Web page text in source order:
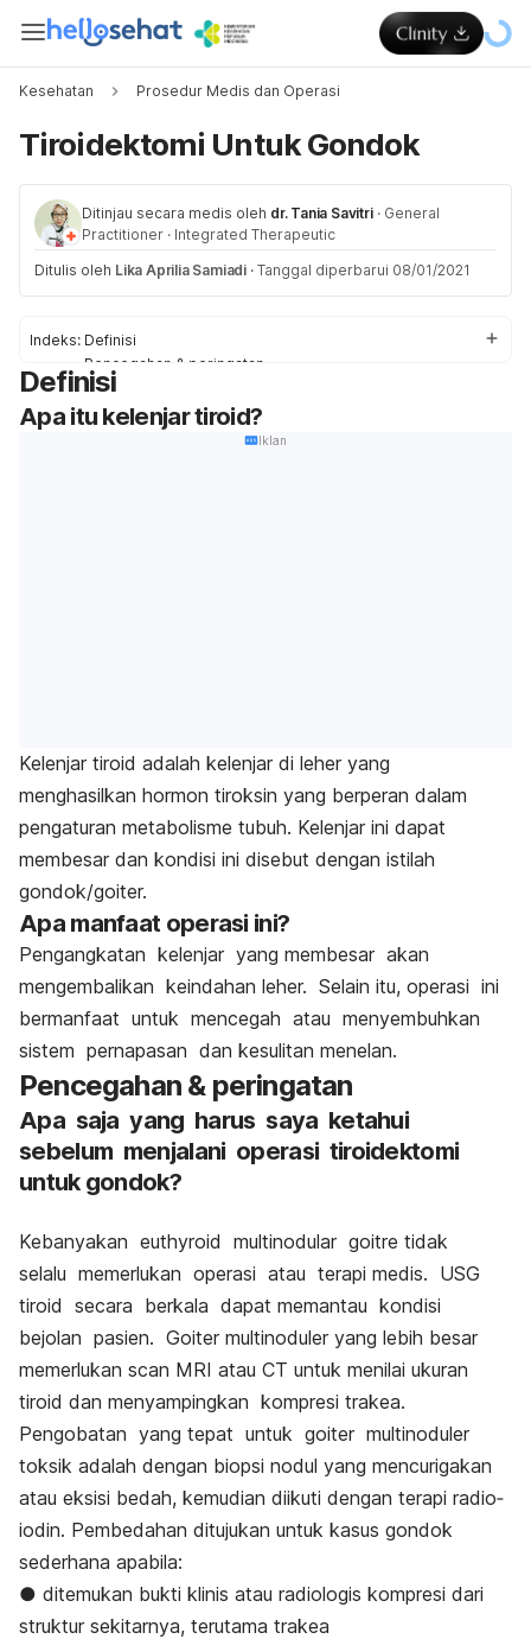
Kesehatan Prosedur Medis dan Operasi
Tiroidektomi Untuk Gondok
Ditinjau secara medis oleh dr. Tania Savitri · General
Practitioner · Integrated Therapeutic
Ditulis oleh Lika Aprilia Samiadi · Tanggal diperbarui 08/01/2021
Indeks: Definisi
Pencegahan & peringatan
Proses
Komplikasi
Definisi
Apa itu kelenjar tiroid?
Iklan
Kelenjar tiroid adalah kelenjar di leher yang
menghasilkan hormon tiroksin yang berperan dalam
pengaturan metabolisme tubuh. Kelenjar ini dapat
membesar dan kondisi ini disebut dengan istilah
gondok/goiter.
Apa manfaat operasi ini?
Pengangkatan kelenjar yang membesar akan
mengembalikan keindahan leher. Selain itu, operasi ini
bermanfaat untuk mencegah atau menyembuhkan
sistem pernapasan dan kesulitan menelan.
Pencegahan & peringatan
Apa saja yang harus saya ketahui
sebelum menjalani operasi tiroidektomi
untuk gondok?
Kebanyakan euthyroid multinodular goitre tidak
selalu memerlukan operasi atau terapi medis. USG
tiroid secara berkala dapat memantau kondisi
bejolan pasien. Goiter multinoduler yang lebih besar
memerlukan scan MRI atau CT untuk menilai ukuran
tiroid dan menyampingkan kompresi trakea.
Pengobatan yang tepat untuk goiter multinoduler
toksik adalah dengan biopsi nodul yang mencurigakan
atau eksisi bedah, kemudian diikuti dengan terapi radio‐
iodin. Pembedahan ditujukan untuk kasus gondok
sederhana apabila:
● ditemukan bukti klinis atau radiologis kompresi dari
struktur sekitarnya, terutama trakea